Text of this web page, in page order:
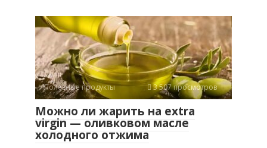
Полезные продукты 3 507 просмотров
Можно ли жарить на extra
virgin — оливковом масле
холодного отжима